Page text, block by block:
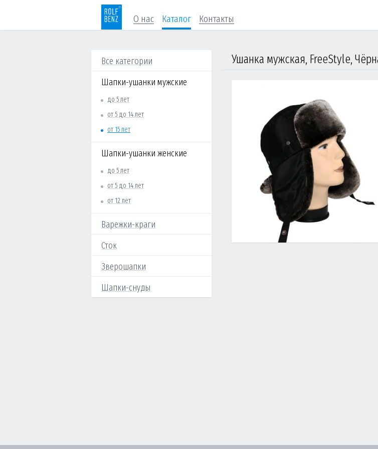
О нас Каталог Контакты
Все категории
Шапки-ушанки мужские
до 5 лет
от 5 до 14 лет
от 15 лет
Шапки-ушанки женские
до 5 лет
от 5 до 14 лет
от 12 лет
Варежки-краги
Сток
Зверошапки
Шапки-снуды
Ушанка мужская, FreeStyle,